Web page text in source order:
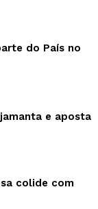
do País no
e aposta
colide com